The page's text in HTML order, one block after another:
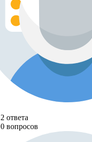
2 ответа
0 вопросов